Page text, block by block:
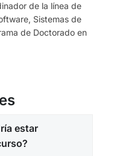
de la línea de
Sistemas de
de Doctorado en
estar